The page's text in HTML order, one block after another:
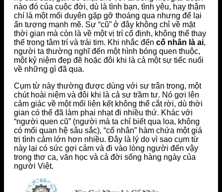
nào đó của cuộc đời, dù là tình bạn, tình yêu, hay thậm
chí là một mối duyên gặp gỡ thoáng qua nhưng để lại
ấn tượng mạnh mẽ. Sự “cũ” ở đây không chỉ về mặt
thời gian mà còn là về một vị trí cố định, không thể thay
thế trong tâm trí và trái tim. Khi nhắc đến cố nhân là ai,
người ta thường nghĩ đến một hình bóng quen thuộc,
một kỷ niệm đẹp đẽ hoặc đôi khi là cả một sự tiếc nuối
về những gì đã qua.
Cụm từ này thường được dùng với sự trân trọng, một
chút hoài niệm và đôi khi là cả sự trầm tư. Nó gợi lên
cảm giác về một mối liên kết không thể cắt rời, dù thời
gian có thể đã làm phai nhạt đi nhiều thứ. Khác với
“người quen cũ” (người mà ta chỉ biết qua loa, không
có mối quan hệ sâu sắc), “cố nhân” hàm chứa một giá
trị tình cảm lớn hơn nhiều. Đây là lý do vì sao cụm từ
này lại có sức gợi cảm và đi vào lòng người đến vậy
trong thơ ca, văn học và cả đời sống hàng ngày của
người Việt.